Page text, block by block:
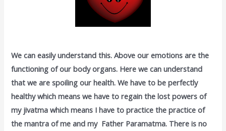
We can easily understand this. Above our emotions are the
functioning of our body organs. Here we can understand
that we are spoiling our health. We have to be perfectly
healthy which means we have to regain the lost powers of
my jivatma which means I have to practice the practice of
the mantra of me and my Father Paramatma. There is no